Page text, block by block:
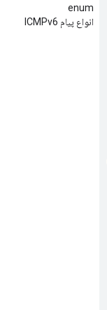
enum
انواع پیام ICMPv6